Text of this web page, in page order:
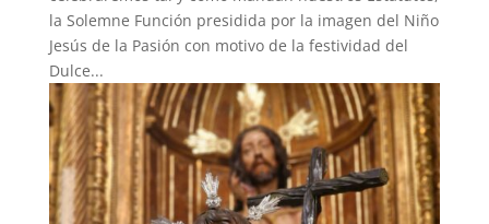
la Solemne Función presidida por la imagen del Niño
Jesús de la Pasión con motivo de la festividad del
Dulce...